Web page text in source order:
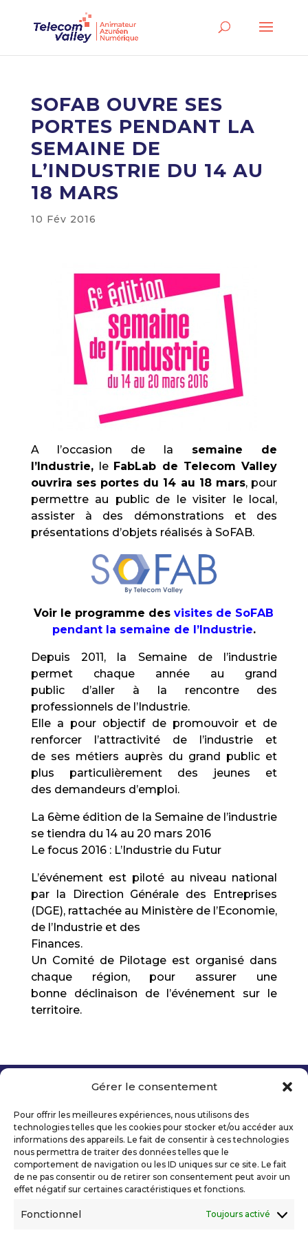
Gérer le consentement
Pour offrir les meilleures expériences, nous utilisons des
technologies telles que les cookies pour stocker et/ou accéder aux
informations des appareils. Le fait de consentir à ces technologies
nous permettra de traiter des données telles que le
comportement de navigation ou les ID uniques sur ce site. Le fait
de ne pas consentir ou de retirer son consentement peut avoir un
effet négatif sur certaines caractéristiques et fonctions.
Fonctionnel Toujours activé
SOFAB OUVRE SES
PORTES PENDANT LA
SEMAINE DE
L’INDUSTRIE DU 14 AU
18 MARS
10 Fév 2016
A l’occasion de la semaine de
l’Industrie, le FabLab de Telecom Valley
ouvrira ses portes du 14 au 18 mars, pour
permettre au public de le visiter le local,
assister à des démonstrations et des
présentations d’objets réalisés à SoFAB.
Voir le programme desvisites de SoFAB
pendant la semaine de l’Industrie.
Depuis 2011, la Semaine de l’industrie
permet chaque année au grand
public d’aller à la rencontre des
professionnels de l’Industrie.
Elle a pour objectif de promouvoir et de
renforcer l’attractivité de l’industrie et
de ses métiers auprès du grand public et
plus particulièrement des jeunes et
des demandeurs d’emploi.
La 6ème édition de la Semaine de l’industrie
se tiendra du 14 au 20 mars 2016
Le focus 2016 : L’Industrie du Futur
L’événement est piloté au niveau national
par la Direction Générale des Entreprises
(DGE), rattachée au Ministère de l’Economie,
de l’Industrie et des
Finances.
Un Comité de Pilotage est organisé dans
chaque région, pour assurer une
bonne déclinaison de l’événement sur le
territoire.
Mentions légales
Politique de confidentialité
Déclaration d’accessibilité numérique
Ils nous soutiennent